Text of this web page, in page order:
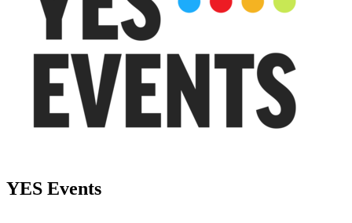
YES Events